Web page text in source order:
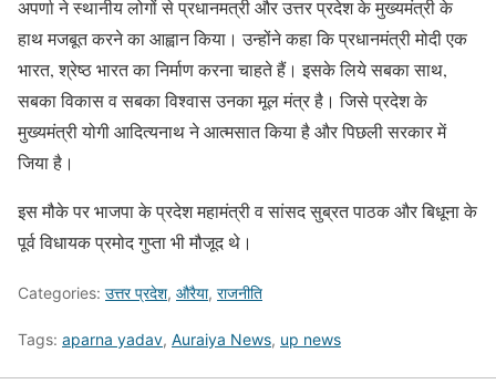
अपर्णा ने स्थानीय लोगों से प्रधानमत्री और उत्तर प्रदेश के मुख्यमंत्री के
हाथ मजबूत करने का आह्वान किया। उन्होंने कहा कि प्रधानमंत्री मोदी एक
भारत, श्रेष्ठ भारत का निर्माण करना चाहते हैं। इसके लिये सबका साथ,
सबका विकास व सबका विश्वास उनका मूल मंत्र है। जिसे प्रदेश के
मुख्यमंत्री योगी आदित्यनाथ ने आत्मसात किया है और पिछली सरकार में
जिया है।
इस मौके पर भाजपा के प्रदेश महामंत्री व सांसद सुब्रत पाठक और बिधूना के
पूर्व विधायक प्रमोद गुप्ता भी मौजूद थे।
Categories: उत्तर प्रदेश, औरैया, राजनीति
Tags: aparna yadav, Auraiya News, up news